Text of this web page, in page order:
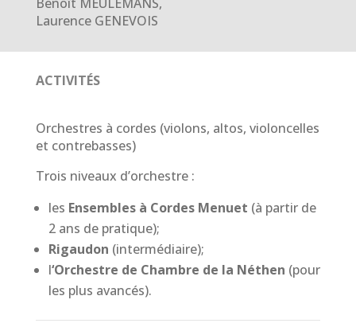
Laurence GENEVOIS
ACTIVITÉS
Orchestres à cordes (violons, altos, violoncelles
et contrebasses)
Trois niveaux d’orchestre :
les Ensembles à Cordes Menuet (à partir de
2 ans de pratique);
Rigaudon (intermédiaire);
l‘Orchestre de Chambre de la Néthen (pour
les plus avancés).